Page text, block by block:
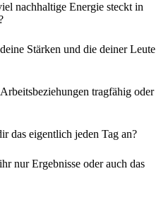
nachhaltige Energie steckt in
Stärken und die deiner Leute
tragfähig oder
das eigentlich jeden Tag an?
nur Ergebnisse oder auch das